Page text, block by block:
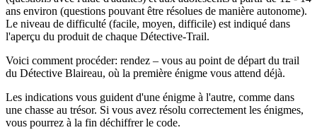
ans environ (questions pouvant être résolues de manière autonome).
Le niveau de difficulté (facile, moyen, difficile) est indiqué dans
l'aperçu du produit de chaque Détective-Trail.
Voici comment procéder: rendez – vous au point de départ du trail
du Détective Blaireau, où la première énigme vous attend déjà.
Les indications vous guident d'une énigme à l'autre, comme dans
une chasse au trésor. Si vous avez résolu correctement les énigmes,
vous pourrez à la fin déchiffrer le code.